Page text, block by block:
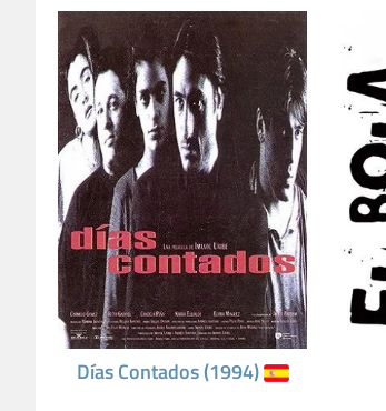
Días Contados (1994)